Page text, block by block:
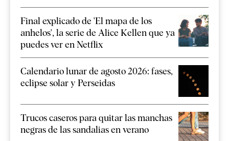
Final explicado de 'El mapa de los
anhelos', la serie de Alice Kellen que ya
puedes ver en Netflix
Calendario lunar de agosto 2026: fases,
eclipse solar y Perseidas
Trucos caseros para quitar las manchas
negras de las sandalias en verano